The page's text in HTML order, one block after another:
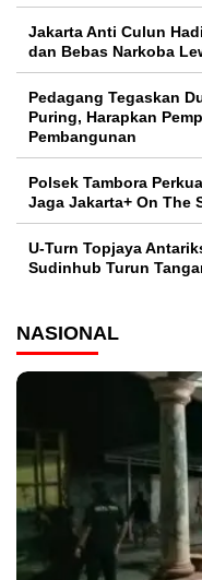
Jakarta Anti Culun
dan Bebas Narkoba
Pedagang Tegaskan
Puring, Harapkan
Pembangunan
Polsek Tambora
Jaga Jakarta+ On The
U-Turn Topjaya
Sudinhub Turun
NASIONAL